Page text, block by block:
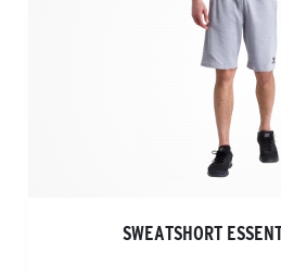
SWEATSHORT